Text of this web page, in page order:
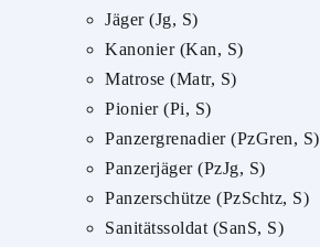
Jäger (Jg, S)
Kanonier (Kan, S)
Matrose (Matr, S)
Pionier (Pi, S)
Panzergrenadier (PzGren, S)
Panzerjäger (PzJg, S)
Panzerschütze (PzSchtz, S)
Sanitätssoldat (SanS, S)